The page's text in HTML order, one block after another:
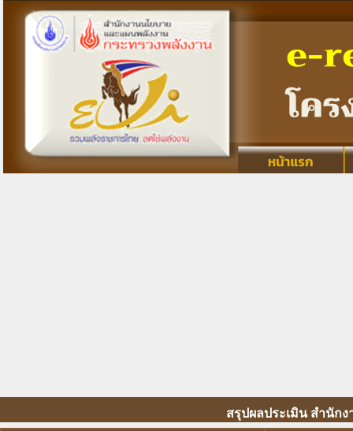
สรุปผลประเมิน สำนัก